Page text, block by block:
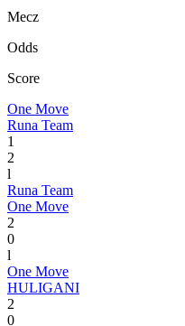
Mecz
Odds
Score
One Move
Runa Team
1
2
l
Runa Team
One Move
2
0
l
One Move
HULIGANI
2
0